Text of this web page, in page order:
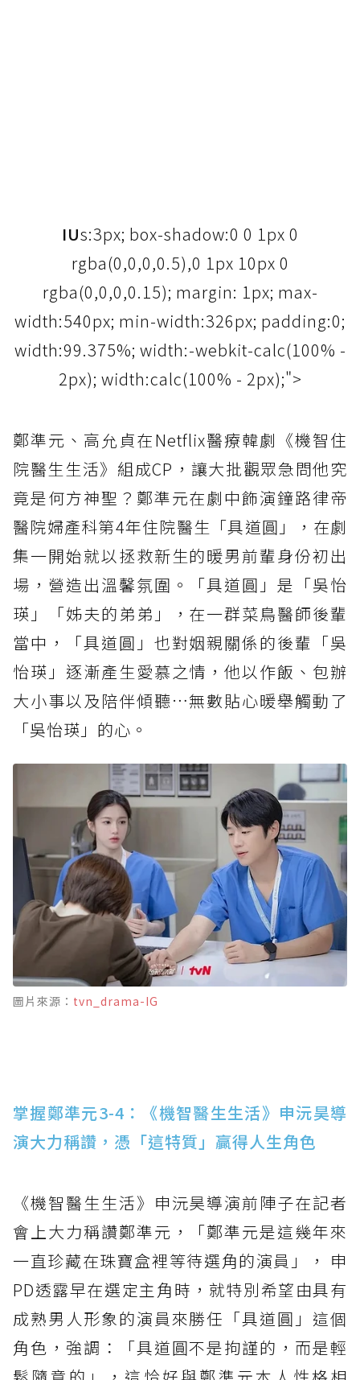
IUs:3px; box-shadow:0 0 1px 0
rgba(0,0,0,0.5),0 1px 10px 0
rgba(0,0,0,0.15); margin: 1px; max-
width:540px; min-width:326px; padding:0;
width:99.375%; width:-webkit-calc(100% -
2px); width:calc(100% - 2px);">
鄭準元、高允貞在Netflix醫療韓劇《機智住
院醫生生活》組成CP，讓大批觀眾急問他究
竟是何方神聖？鄭準元在劇中飾演鐘路律帝
醫院婦產科第4年住院醫生「具道圓」，在劇
集一開始就以拯救新生的暖男前輩身份初出
場，營造出溫馨氛圍。「具道圓」是「吳怡
瑛」「姊夫的弟弟」，在一群菜鳥醫師後輩
當中，「具道圓」也對姻親關係的後輩「吳
怡瑛」逐漸產生愛慕之情，他以作飯、包辦
大小事以及陪伴傾聽…無數貼心暖舉觸動了
「吳怡瑛」的心。
圖片來源： tvn_drama-IG
掌握鄭準元3-4：《機智醫生生活》申沅昊導
演大力稱讚，憑「這特質」贏得人生角色
《機智醫生生活》申沅昊導演前陣子在記者
會上大力稱讚鄭準元，「鄭準元是這幾年來
一直珍藏在珠寶盒裡等待選角的演員」， 申
PD透露早在選定主角時，就特別希望由具有
成熟男人形象的演員來勝任「具道圓」這個
角色，強調：「具道圓不是拘謹的，而是輕